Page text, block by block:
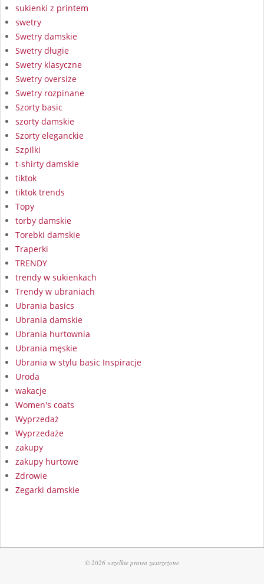
sukienki z printem
swetry
Swetry damskie
Swetry długie
Swetry klasyczne
Swetry oversize
Swetry rozpinane
Szorty basic
szorty damskie
Szorty eleganckie
Szpilki
t-shirty damskie
tiktok
tiktok trends
Topy
torby damskie
Torebki damskie
Traperki
TRENDY
trendy w sukienkach
Trendy w ubraniach
Ubrania basics
Ubrania damskie
Ubrania hurtownia
Ubrania męskie
Ubrania w stylu basic Inspiracje
Uroda
wakacje
Women's coats
Wyprzedaż
Wyprzedaże
zakupy
zakupy hurtowe
Zdrowie
Zegarki damskie
© 2026 wszelkie prawa zastrzeżone